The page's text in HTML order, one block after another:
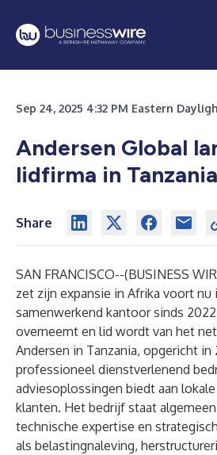
Sep 24, 2025 4:32 PM Eastern
Andersen Global
lidfirma in Tanzania
Share
SAN FRANCISCO--(BUSINESS
zet zijn expansie in Afrika voort nu
samenwerkend kantoor sinds
overneemt en lid wordt van het
Andersen in Tanzania, opgericht in
professioneel dienstverlenend
adviesoplossingen biedt aan
klanten. Het bedrijf staat
technische expertise en
als belastingnaleving,